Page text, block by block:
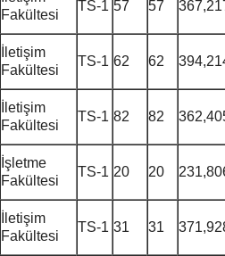
Fakültesi
TS-1 57 57
İletişim
Fakültesi
TS-1 62 62
İletişim
Fakültesi
TS-1 82 82
İşletme
Fakültesi
TS-1 20 20
İletişim
Fakültesi
TS-1 31 31